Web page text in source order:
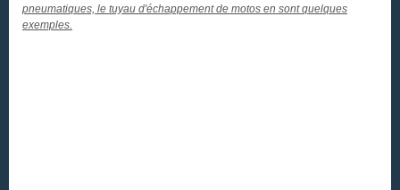
pneumatiques, le tuyau d'échappement de motos en sont quelques
exemples.